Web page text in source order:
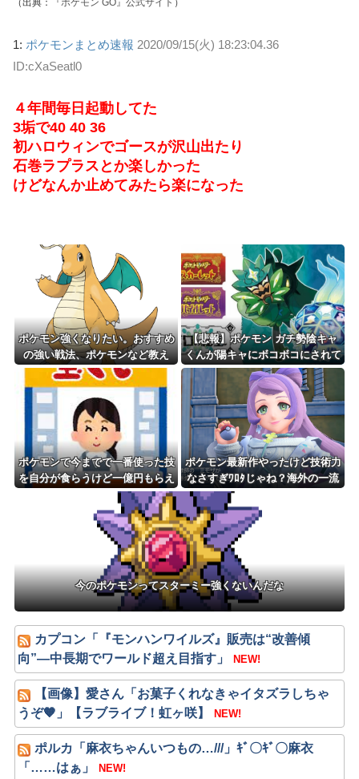
（出典： 『ポケモン GO』公式サイト ）
1: ポケモンまとめ速報 2020/09/15(火) 18:23:04.36
ID:cXaSeatl0
４年間毎日起動してた
3垢で40 40 36
初ハロウィンでゴースが沢山出たり
石巻ラプラスとか楽しかった
けどなんか止めてみたら楽になった
ポケモン強くなりたい。おすすめ
の強い戦法、ポケモンなど教え
て？
【悲報】ポケモン ガチ勢陰キャ
くんが陽キャにボコボコにされて
る話をDLCで実装して大荒れ
ポケモンで今までで一番使った技
を自分が食らうけど一億円もらえ
ポケモン最新作やったけど技術力
なさすぎﾜﾛﾀじゃね？海外の一流
ゲームメーカーに権利を売ってし
まえばいいのに
今のポケモンってスターミー強くないんだな
カプコン「『モンハンワイルズ』販売は“改善傾
向”―中長期でワールド超え目指す」
NEW!
【画像】愛さん「お菓子くれなきゃイタズラしちゃ
うぞ🧡」【ラブライブ！虹ヶ咲】
NEW!
ポルカ「麻衣ちゃんいつもの…///」ｷﾞ〇ｷﾞ〇麻衣
「……はぁ」
NEW!